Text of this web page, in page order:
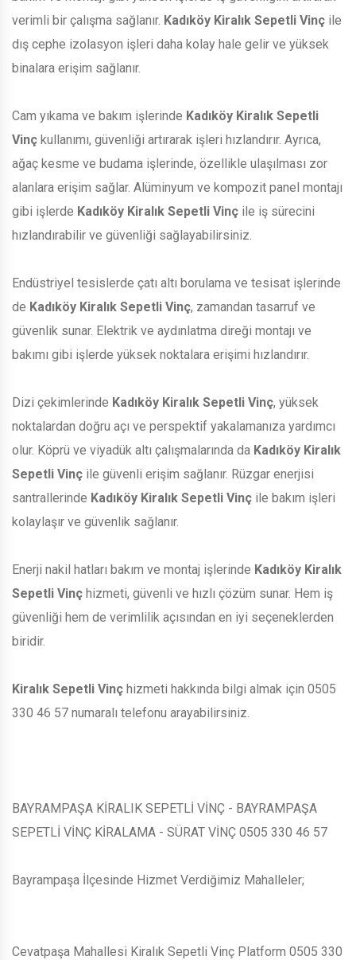
verimli bir çalışma sağlanır. Kadıköy Kiralık Sepetli Vinç ile
dış cephe izolasyon işleri daha kolay hale gelir ve yüksek
binalara erişim sağlanır.
Cam yıkama ve bakım işlerinde Kadıköy Kiralık Sepetli
Vinç kullanımı, güvenliği artırarak işleri hızlandırır. Ayrıca,
ağaç kesme ve budama işlerinde, özellikle ulaşılması zor
alanlara erişim sağlar. Alüminyum ve kompozit panel montajı
gibi işlerde Kadıköy Kiralık Sepetli Vinç ile iş sürecini
hızlandırabilir ve güvenliği sağlayabilirsiniz.
Endüstriyel tesislerde çatı altı borulama ve tesisat işlerinde
de Kadıköy Kiralık Sepetli Vinç, zamandan tasarruf ve
güvenlik sunar. Elektrik ve aydınlatma direği montajı ve
bakımı gibi işlerde yüksek noktalara erişimi hızlandırır.
Dizi çekimlerinde Kadıköy Kiralık Sepetli Vinç, yüksek
noktalardan doğru açı ve perspektif yakalamanıza yardımcı
olur. Köprü ve viyadük altı çalışmalarında da Kadıköy Kiralık
Sepetli Vinç ile güvenli erişim sağlanır. Rüzgar enerjisi
santrallerinde Kadıköy Kiralık Sepetli Vinç ile bakım işleri
kolaylaşır ve güvenlik sağlanır.
Enerji nakil hatları bakım ve montaj işlerinde Kadıköy Kiralık
Sepetli Vinç hizmeti, güvenli ve hızlı çözüm sunar. Hem iş
güvenliği hem de verimlilik açısından en iyi seçeneklerden
biridir.
Kiralık Sepetli Vinç hizmeti hakkında bilgi almak için 0505
330 46 57 numaralı telefonu arayabilirsiniz.
BAYRAMPAŞA KİRALIK SEPETLİ VİNÇ - BAYRAMPAŞA
SEPETLİ VİNÇ KİRALAMA - SÜRAT VİNÇ 0505 330 46 57
Bayrampaşa İlçesinde Hizmet Verdiğimiz Mahalleler;
Cevatpaşa Mahallesi Kiralık Sepetli Vinç Platform 0505 330